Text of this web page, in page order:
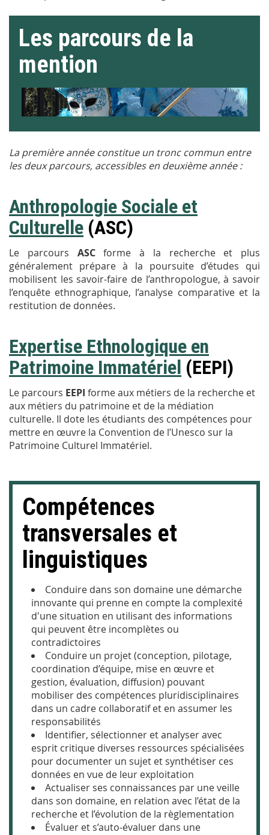
Les parcours de la
mention
La première année constitue un tronc commun entre
les deux parcours, accessibles en deuxième année :
Anthropologie Sociale et
Culturelle (ASC)
Le parcours ASCforme à la recherche et plus
généralement prépare à la poursuite d’études qui
mobilisent les savoir-faire de l’anthropologue, à savoir
l’enquête ethnographique, l’analyse comparative et la
restitution de données.
Expertise Ethnologique en
Patrimoine Immatériel (EEPI)
Le parcours EEPI forme aux métiers de la recherche et
aux métiers du patrimoine et de la médiation
culturelle. Il dote les étudiants des compétences pour
mettre en œuvre la Convention de l’Unesco sur la
Patrimoine Culturel Immatériel.
Compétences
transversales et
linguistiques
Conduire dans son domaine une démarche
innovante qui prenne en compte la complexité
d'une situation en utilisant des informations
qui peuvent être incomplètes ou
contradictoires
Conduire un projet (conception, pilotage,
coordination d’équipe, mise en œuvre et
gestion, évaluation, diffusion) pouvant
mobiliser des compétences pluridisciplinaires
dans un cadre collaboratif et en assumer les
responsabilités
Identifier, sélectionner et analyser avec
esprit critique diverses ressources spécialisées
pour documenter un sujet et synthétiser ces
données en vue de leur exploitation
Actualiser ses connaissances par une veille
dans son domaine, en relation avec l’état de la
recherche et l’évolution de la règlementation
Évaluer et s’auto-évaluer dans une